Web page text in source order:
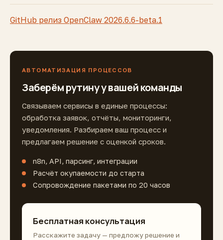
GitHub релиз OpenClaw 2026.6.6-beta.1
АВТОМАТИЗАЦИЯ ПРОЦЕССОВ
Заберём рутину у вашей команды
Связываем сервисы в единые процессы:
обработка заявок, отчёты, мониторинги,
уведомления. Разбираем ваш процесс и
предлагаем решение с оценкой сроков.
n8n, API, парсинг, интеграции
Расчёт окупаемости до старта
Сопровождение пакетами по 20 часов
Бесплатная консультация
Расскажите задачу — предложу решение и